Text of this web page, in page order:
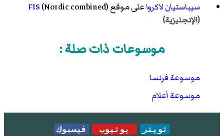
سيباستيان لاكرواعلى موقع FIS(Nordic combined)
(الإنجليزية)
موسوعات ذات صلة :
موسوعة فرنسا
موسوعة أعلام
تويتر يوتيوب
فيسبوك